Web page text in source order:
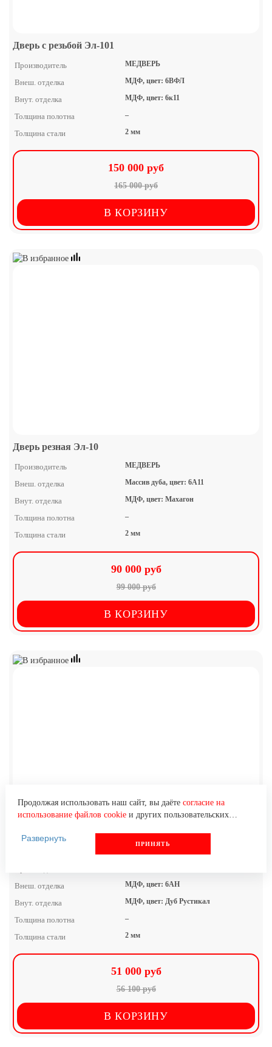
Дверь с резьбой Эл-101
Производитель МЕДВЕРЬ
Внеш. отделка МДФ, цвет: 6ВФЛ
Внут. отделка МДФ, цвет: 6к11
Толщина полотна –
Толщина стали 2 мм
150 000 руб
165 000 руб
В КОРЗИНУ
Дверь резная Эл-10
Производитель МЕДВЕРЬ
Внеш. отделка Массив дуба, цвет: 6А11
Внут. отделка МДФ, цвет: Махагон
Толщина полотна –
Толщина стали 2 мм
90 000 руб
99 000 руб
В КОРЗИНУ
Внеш. отделка МДФ, цвет: 6АН
Внут. отделка МДФ, цвет: Дуб Рустикал
Толщина полотна –
Толщина стали 2 мм
51 000 руб
56 100 руб
В КОРЗИНУ
Продолжая использовать наш сайт, вы даёте согласие на
использование файлов cookieи других пользовательских
устройстве, действиях на сайте и т. п.) для функционирования
Яндекс.Метрика), в соответствии с нашей
обработки персональных данных.
Если вы не хотите, чтобы ваши данные обрабатывались,
Развернуть
ПРИНЯТЬ